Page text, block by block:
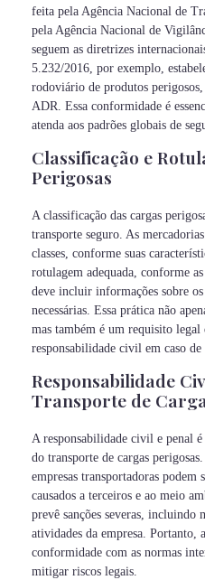
feita pela Agência Nacional de
pela Agência Nacional de
seguem as diretrizes
5.232/2016, por exemplo,
rodoviário de produtos
ADR. Essa conformidade é
atenda aos padrões globais de
Classificação e
Perigosas
A classificação das cargas
transporte seguro. As
classes, conforme suas
rotulagem adequada, conforme
deve incluir informações sobre os
necessárias. Essa prática não
mas também é um requisito legal
responsabilidade civil em caso de
Responsabilidade
Transporte de
A responsabilidade civil e penal
do transporte de cargas
empresas transportadoras podem
causados a terceiros e ao meio
prevê sanções severas, incluindo
atividades da empresa. Portanto,
conformidade com as normas
mitigar riscos legais.